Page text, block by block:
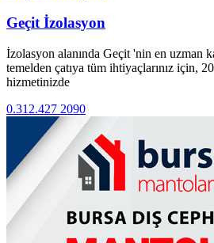
Geçit İzolasyon
İzolasyon alanında Geçit 'nin en uzman
temelden çatıya tüm ihtiyaçlarınız için,
hizmetinizde
0.312.427 2090